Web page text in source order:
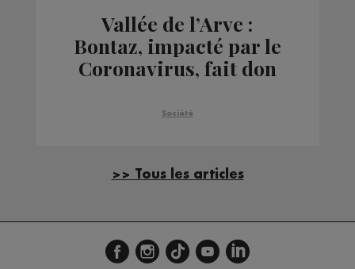
Vallée de l’Arve :
Bontaz, impacté par le
Coronavirus, fait don
Société
>> Tous les articles